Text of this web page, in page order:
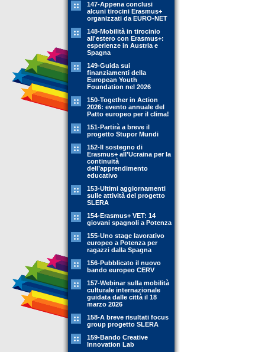
147-Appena conclusi
alcuni tirocini Erasmus+
organizzati da EURO-NET
148-Mobilità in tirocinio
all'estero con Erasmus+:
esperienze in Austria e
Spagna
149-Guida sui
finanziamenti della
European Youth
Foundation nel 2026
150-Together in Action
2026: evento annuale del
Patto europeo per il clima!
151-Partirà a breve il
progetto Stupor Mundi
152-Il sostegno di
Erasmus+ all’Ucraina per la
continuità
dell’apprendimento
educativo
153-Ultimi aggiornamenti
sulle attività del progetto
SLERA
154-Erasmus+ VET: 14
giovani spagnoli a Potenza
155-Uno stage lavorativo
europeo a Potenza per
ragazzi dalla Spagna
156-Pubblicato il nuovo
bando europeo CERV
157-Webinar sulla mobilità
culturale internazionale
guidata dalle città il 18
marzo 2026
158-A breve risultati focus
group progetto SLERA
159-Bando Creative
Innovation Lab